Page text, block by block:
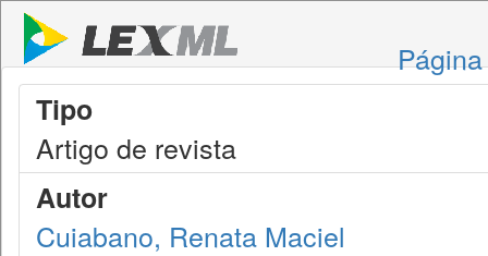
Tipo
Artigo de revista
Autor
Cuiabano, Renata Maciel